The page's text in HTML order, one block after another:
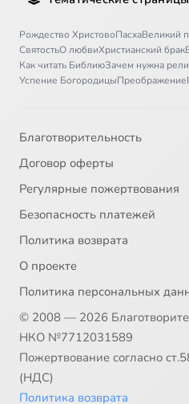
Рождество ХристовоПасхаВеликий
СвятостьО любвиХристианский брак
Как читать БиблиюЗачем нужна
Успение БогородицыПреображение
Благотворительность
Договор оферты
Регулярные пожертвования
Безопасность платежей
Политика возврата
О проекте
Политика персональных
© 2008 — 2026
НКО №7712031589
Пожертвование согласно
(НДС)
Политика возврата